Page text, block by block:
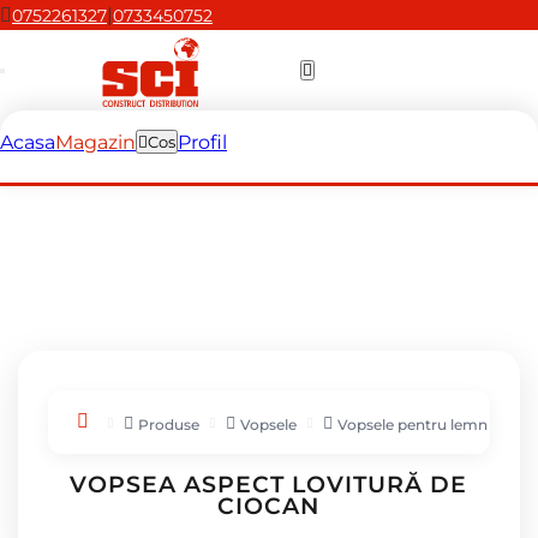
0752261327|0733450752
AcasaMagazin CosProfil
Produse Vopsele Vopsele pentru lemn și
VOPSEA ASPECT LOVITURĂ DE
CIOCAN